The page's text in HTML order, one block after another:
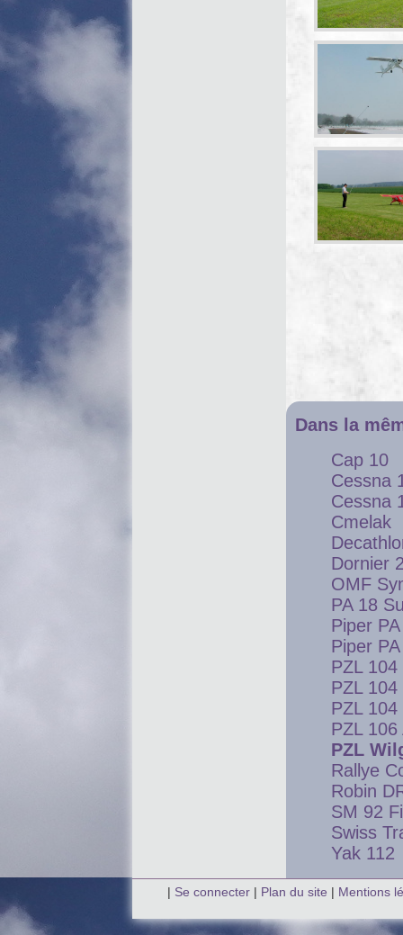
Dans la
Cap 10
Cessna
Cessna
Cmelak
Dornier
OMF
PA 18
Piper
Piper
PZL 104
PZL
PZL
PZL 106
PZL
Rallye
Robin
SM 92
Swiss
Yak 112
| Se connecter | Plan du site | Mentions